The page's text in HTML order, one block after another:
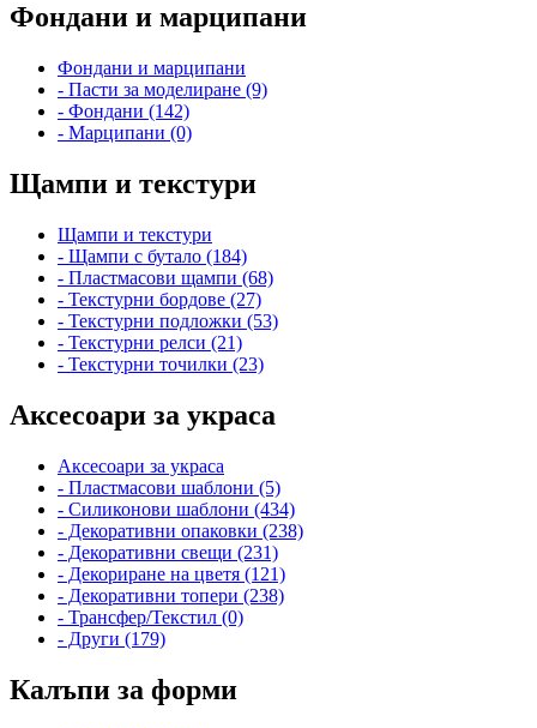
Фондани и марципани
Фондани и марципани
- Пасти за моделиране (9)
- Фондани (142)
- Марципани (0)
Щампи и текстури
Щампи и текстури
- Щампи с бутало (184)
- Пластмасови щампи (68)
- Текстурни бордове (27)
- Текстурни подложки (53)
- Текстурни релси (21)
- Текстурни точилки (23)
Аксесоари за украса
Аксесоари за украса
- Пластмасови шаблони (5)
- Силиконови шаблони (434)
- Декоративни опаковки (238)
- Декоративни свещи (231)
- Декориране на цветя (121)
- Декоративни топери (238)
- Трансфер/Текстил (0)
- Други (179)
Калъпи за форми